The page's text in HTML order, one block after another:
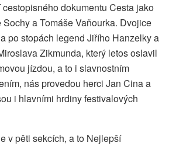
dokumentu Cesta jako
a Tomáše Vaňourka. Dvojice
po stopách legend Jiřího Hanzelky a
Zikmunda, který letos oslavil
jízdou, a to i slavnostním
nás provedou herci Jan Cina a
i hlavními hrdiny festivalových
v pěti sekcích, a to Nejlepší